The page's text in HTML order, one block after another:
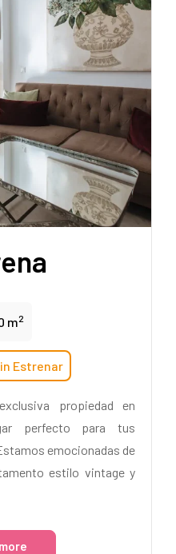
m2
Estrenar
propiedad en
perfecto para tus
emocionadas de
estilo vintage y